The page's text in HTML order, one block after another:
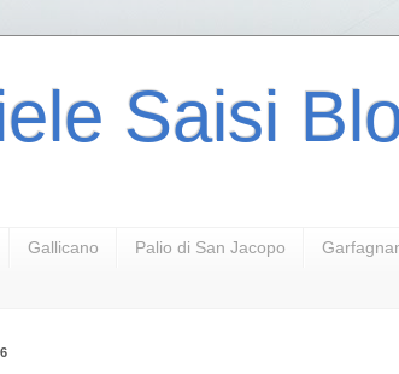
Saisi
Gallicano Palio di San Jacopo